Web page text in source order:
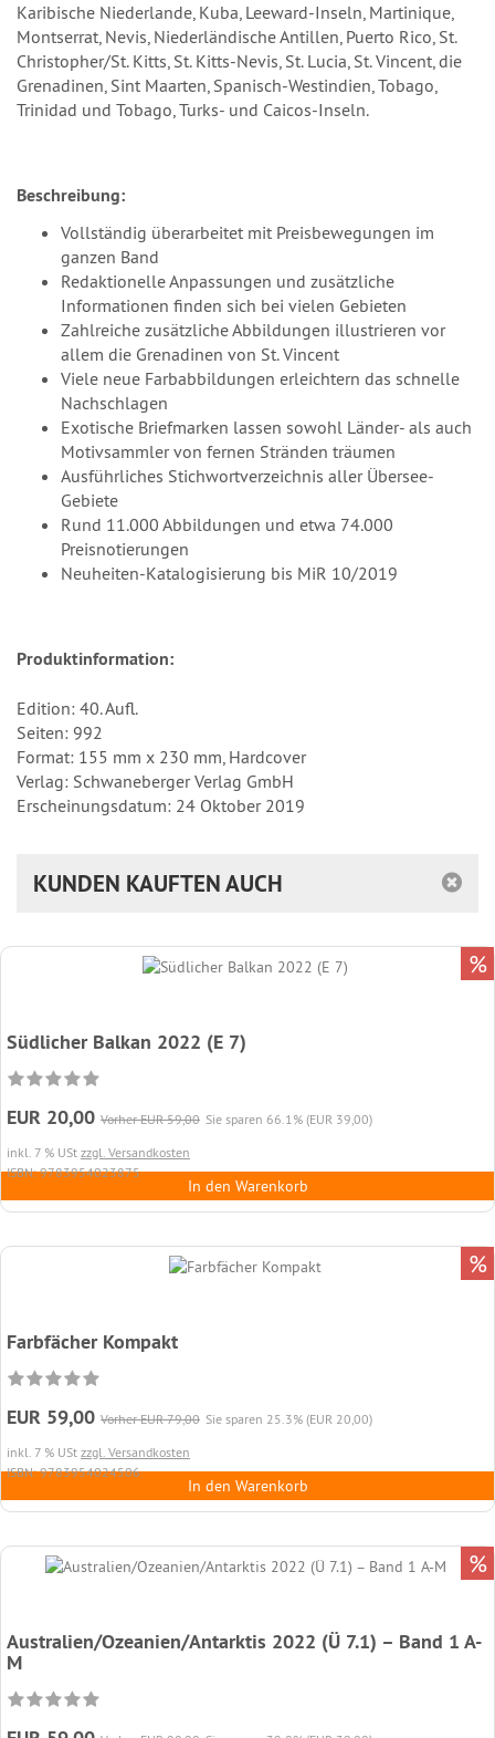
Karibische Niederlande, Kuba, Leeward-Inseln, Martinique,
Montserrat, Nevis, Niederländische Antillen, Puerto Rico, St.
Christopher/St. Kitts, St. Kitts-Nevis, St. Lucia, St. Vincent, die
Grenadinen, Sint Maarten, Spanisch-Westindien, Tobago,
Trinidad und Tobago, Turks- und Caicos-Inseln.
Beschreibung:
Vollständig überarbeitet mit Preisbewegungen im
ganzen Band
Redaktionelle Anpassungen und zusätzliche
Informationen finden sich bei vielen Gebieten
Zahlreiche zusätzliche Abbildungen illustrieren vor
allem die Grenadinen von St. Vincent
Viele neue Farbabbildungen erleichtern das schnelle
Nachschlagen
Exotische Briefmarken lassen sowohl Länder- als auch
Motivsammler von fernen Stränden träumen
Ausführliches Stichwortverzeichnis aller Übersee-
Gebiete
Rund 11.000 Abbildungen und etwa 74.000
Preisnotierungen
Neuheiten-Katalogisierung bis MiR 10/2019
Produktinformation:
Edition: 40. Aufl.
Seiten: 992
Format: 155 mm x 230 mm, Hardcover
Verlag: Schwaneberger Verlag GmbH
Erscheinungsdatum: 24 Oktober 2019
KUNDEN KAUFTEN AUCH
Südlicher Balkan 2022 (E 7)
EUR 20,00 Vorher EUR 59,00 Sie sparen 66.1% (EUR 39,00)
inkl. 7 % USt zzgl. Versandkosten
ISBN: 9783954023875
In den Warenkorb
%
Farbfächer Kompakt
EUR 59,00 Vorher EUR 79,00 Sie sparen 25.3% (EUR 20,00)
inkl. 7 % USt zzgl. Versandkosten
ISBN: 9783954024506
In den Warenkorb
%
Australien/Ozeanien/Antarktis 2022 (Ü 7.1) – Band 1 A-
M
%